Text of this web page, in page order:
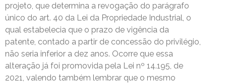
projeto, que determina a revogação do parágrafo
único do art. 40 da Lei da Propriedade Industrial, o
qual estabelecia que o prazo de vigência da
patente, contado a partir de concessão do privilégio,
não seria inferior a dez anos. Ocorre que essa
alteração já foi promovida pela Lei nº 14.195, de
2021, valendo também lembrar que o mesmo